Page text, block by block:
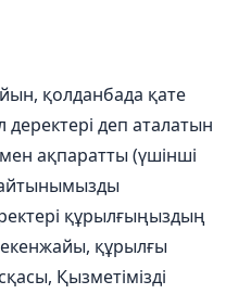
, қолданбада қате
деректері деп аталатын
мен ақпаратты (үшінші
құрылғыңыздың
, құрылғы
, Қызметімізді